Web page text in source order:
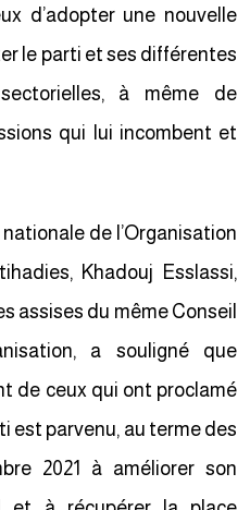
d’adopter une nouvelle
le parti et ses différentes
à même de
qui lui incombent et
de l’Organisation
Khadouj Esslassi,
assises du même Conseil
a souligné que
de ceux qui ont proclamé
est parvenu, au terme des
2021 à améliorer son